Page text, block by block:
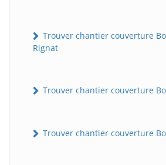
Trouver chantier couverture
Rignat
Trouver chantier couverture
Trouver chantier couverture